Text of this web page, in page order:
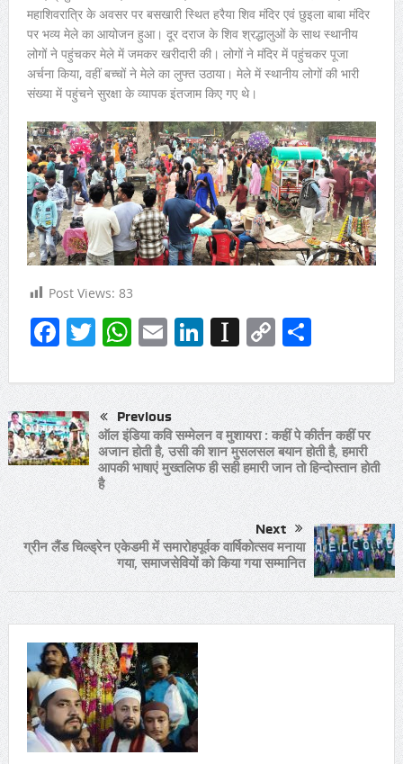
महाशिवरात्रि के अवसर पर बसखारी स्थित हरैया शिव मंदिर एवं छुइला बाबा मंदिर
पर भव्य मेले का आयोजन हुआ। दूर दराज के शिव श्रद्धालुओं के साथ स्थानीय
लोगों ने पहुंचकर मेले में जमकर खरीदारी की। लोगों ने मंदिर में पहुंचकर पूजा
अर्चना किया, वहीं बच्चों ने मेले का लुफ्त उठाया। मेले में स्थानीय लोगों की भारी
संख्या में पहुंचने सुरक्षा के व्यापक इंतजाम किए गए थे।
Post Views: 83
Facebook
Twitter
WhatsApp
EmailLinkedIn
Instapaper
CopyShare
Previous
ऑल इंडिया कवि सम्मेलन व मुशायरा : कहीं पे कीर्तन कहीं पर
अजान होती है, उसी की शान मुसलसल बयान होती है, हमारी
आपकी भाषाएं मुख्तलिफ ही सही हमारी जान तो हिन्दोस्तान होती
है
Next
ग्रीन लैंड चिल्ड्रेन एकेडमी में समारोहपूर्वक वार्षिकोत्सव मनाया
गया, समाजसेवियों को किया गया सम्मानित